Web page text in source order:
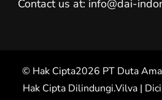
Contact us at: info@dai-
© Hak Cipta2026 PT Duta
Hak Cipta Dilindungi.Vilva |